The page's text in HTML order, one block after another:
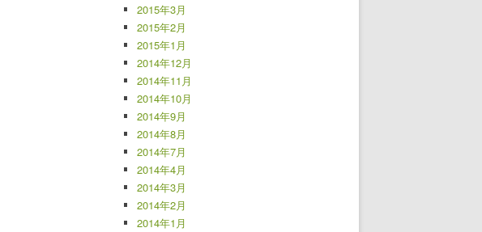
2015年3月
2015年2月
2015年1月
2014年12月
2014年11月
2014年10月
2014年9月
2014年8月
2014年7月
2014年4月
2014年3月
2014年2月
2014年1月